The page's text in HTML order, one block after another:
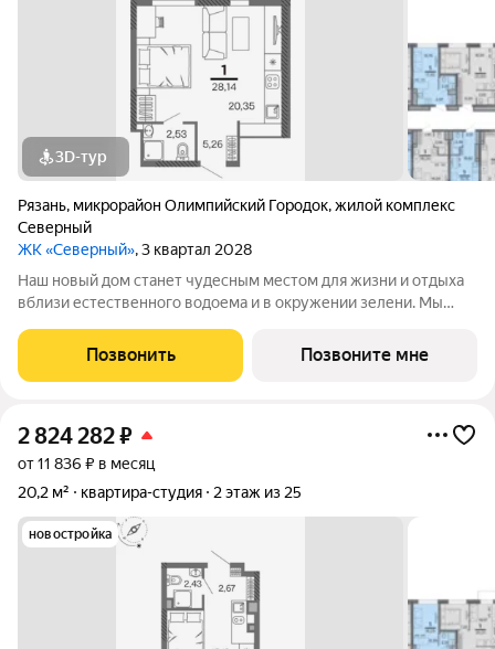
3D-тур
Рязань, микрорайон Олимпийский Городок,жилой комплекс
Северный
ЖК «Северный», 3 квартал 2028
Наш новый дом станет чудесным местом для жизни и отдыха
вблизи естественного водоема и в окружении зелени. Мы
небольших студий, в которых можно начать свою
студенческую самостоятельную жизнь до
Позвонить Позвоните мне
2 824 282₽
от 11 836 ₽ в месяц
20,2 м²
квартира-студия 2 этаж из 25
новостройка